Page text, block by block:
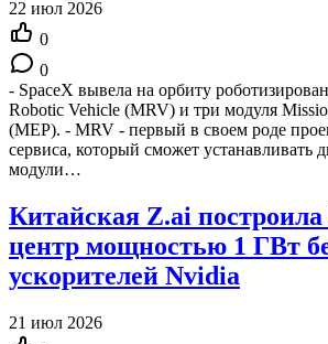
22 июл 2026
0
0
- SpaceX вывела на орбиту
Robotic Vehicle (MRV) и три модуля
(MEP). - MRV - первый в своем роде
сервиса, который сможет устанавливать
модули…
Китайская Z.ai
центр мощностью 1 ГВт
ускорителей Nvidia
21 июл 2026